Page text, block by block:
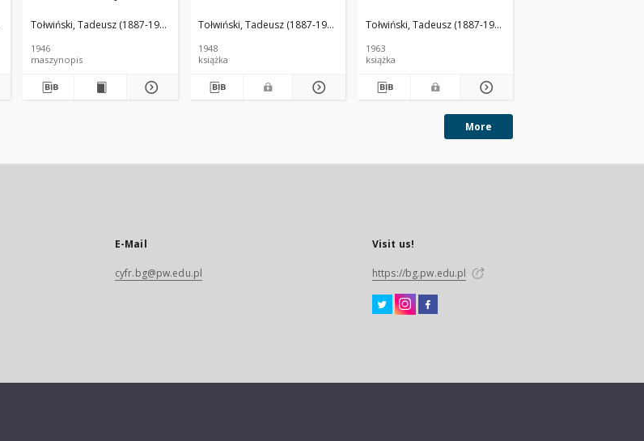
Tołwiński, Tadeusz (1887-1951)
1946
maszynopis
Tołwiński, Tadeusz (1887-1951)
1948
książka
Tołwiński, Tadeusz (1887-1951)
1963
książka
More
E-Mail
cyfr.bg@pw.edu.pl
Visit us!
https://bg.pw.edu.pl